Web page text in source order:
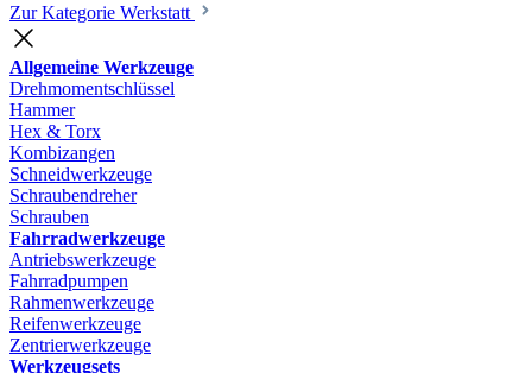
Zur Kategorie Werkstatt
Allgemeine Werkzeuge
Drehmomentschlüssel
Hammer
Hex & Torx
Kombizangen
Schneidwerkzeuge
Schraubendreher
Schrauben
Fahrradwerkzeuge
Antriebswerkzeuge
Fahrradpumpen
Rahmenwerkzeuge
Reifenwerkzeuge
Zentrierwerkzeuge
Werkzeugsets